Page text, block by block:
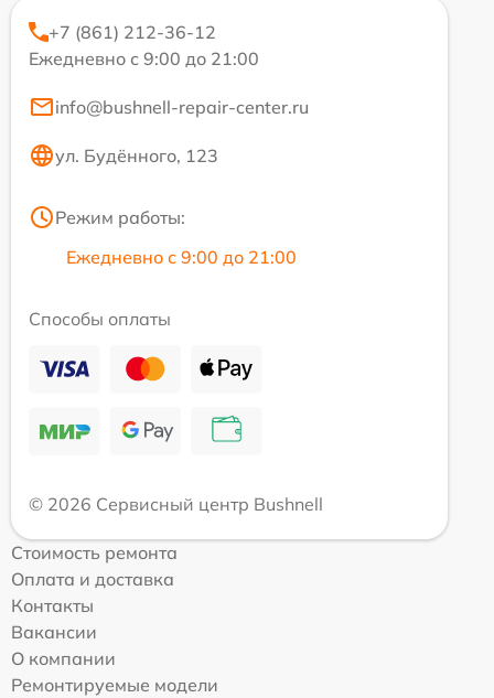
+7 (861) 212-36-12
Ежедневно с 9:00 до 21:00
info@bushnell-repair-center.ru
ул. Будённого, 123
Режим работы:
Ежедневно с 9:00 до 21:00
Способы оплаты
© 2026 Сервисный центр Bushnell
Стоимость ремонта
Оплата и доставка
Контакты
Вакансии
О компании
Ремонтируемые модели